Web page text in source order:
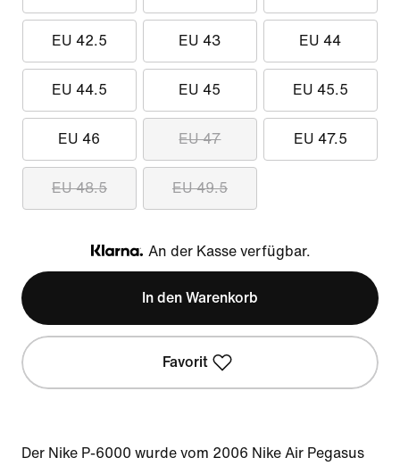
EU 42.5 EU 43 EU 44
EU 44.5 EU 45 EU 45.5
EU 46 EU 47 EU 47.5
EU 48.5 EU 49.5
Klarna
An der Kasse verfügbar.
In den Warenkorb
Favorit
Der Nike P-6000 wurde vom 2006 Nike Air Pegasus